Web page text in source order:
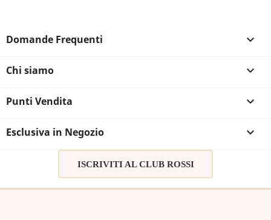
Domande Frequenti 
Chi siamo 
Punti Vendita 
Esclusiva in Negozio 
ISCRIVITI AL CLUB ROSSI